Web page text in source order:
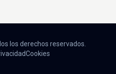
los derechos reservados.
Cookies